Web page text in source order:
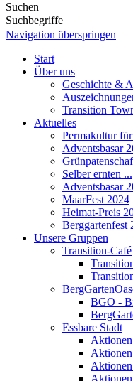
Suchen
Suchbegriffe
Navigation überspringen
Start
Über uns
Geschichte &
Transition
Aktuelles
Permakultur
Adventsbasar
Selber ernten ...
Adventsbasar
MaarFest 2024
Heimat-Preis
Berggartenfest
Unsere Gruppen
Transition-Café
BGO -
Essbare Stadt